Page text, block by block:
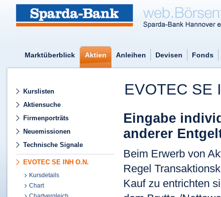
Marktüberblick Aktien Anleihen Devisen Fonds
Kurslisten
Aktiensuche
Firmenporträts
Neuemissionen
Technische Signale
EVOTEC SE INH O.N.
Kursdetails
Chart
EVOTEC SE
Eingabe
anderer
Beim Erwerb von
Regel
Kauf zu entrichten